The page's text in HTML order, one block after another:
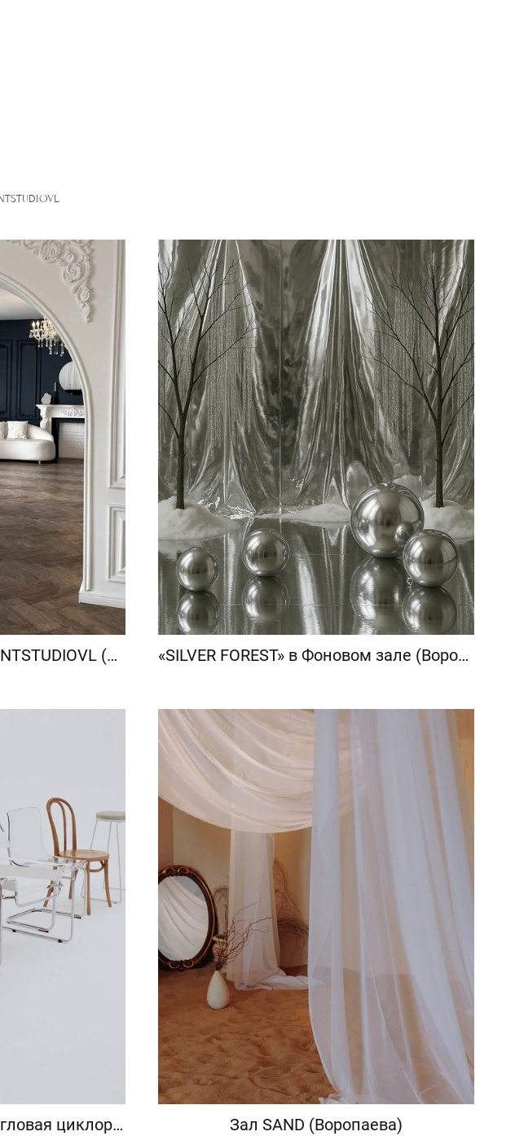
Зал PARIS Студия CONTENTSTUDIOVL (ЧУРКИН) «SILVER FOREST» в Фоновом зале (Воропаева)
ПодробнееЗал BLANCO угловая циклорама (Воропаева) Зал SAND (Воропаева)